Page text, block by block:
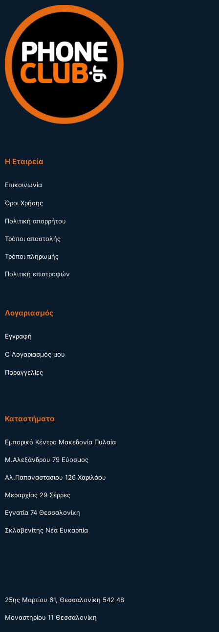
Η Εταιρεία
Επικοινωνία
Όροι Χρήσης
Πολιτική απορρήτου
Τρόποι αποστολής
Τρόποι πληρωμής
Πολιτική επιστροφών
Λογαριασμός
Εγγραφή
Ο Λογαριασμός μου
Παραγγελίες
Καταστήματα
Εμπορικό Κέντρο Μακεδονία Πυλαία
Μ.Αλεξάνδρου 79 Εύοσμος
Αλ.Παπαναστασιου 126 Χαριλάου
Μεραρχίας 29 Σέρρες
Εγνατία 74 Θεσσαλονίκη
Σκλαβενίτης Νέα Ευκαρπία
25ης Μαρτίου 61, Θεσσαλονίκη 542 48
Μοναστηρίου 11 Θεσσαλονίκη